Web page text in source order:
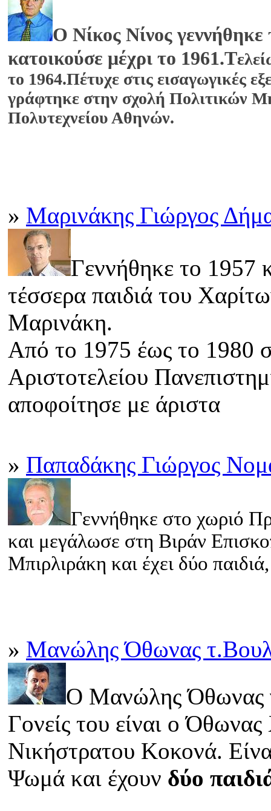
Ο Νίκος Νίνος
κατοικούσε μέχρι το 1961.Τ
το 1964.Πέτυχε στις εισαγωγικές
γράφτηκε στην σχολή Πολιτικών
Πολυτεχνείου Αθηνών.
» Μαρινάκης Γιώργος
Γεννήθηκε το 1957
τέσσερα παιδιά του
Μαρινάκη.
Από το 1975 έως το 1980
Αριστοτελείου
αποφοίτησε με άριστα
» Παπαδάκης Γιώργος
Γεννήθηκε στο χωριό
και μεγάλωσε στη Βιράν
Μπιρλιράκη και έχει δύο
» Μανώλης Όθωνας
Ο Μανώλης Όθωνας
Γονείς του είναι ο
Νικήστρατου Κοκονά.
Ψωμά και έχουν δύο